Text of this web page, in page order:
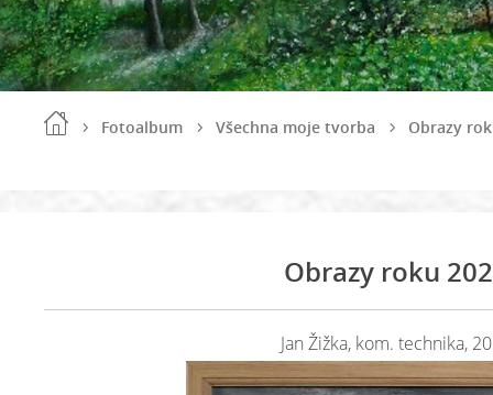
Fotoalbum Všechna moje tvorba Obrazy
Obrazy roku
Jan Žižka, kom. technika,